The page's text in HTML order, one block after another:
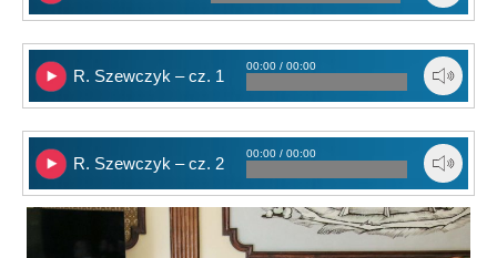
R. Szewczyk – cz. 1
00:00 / 00:00
R. Szewczyk – cz. 2
00:00 / 00:00